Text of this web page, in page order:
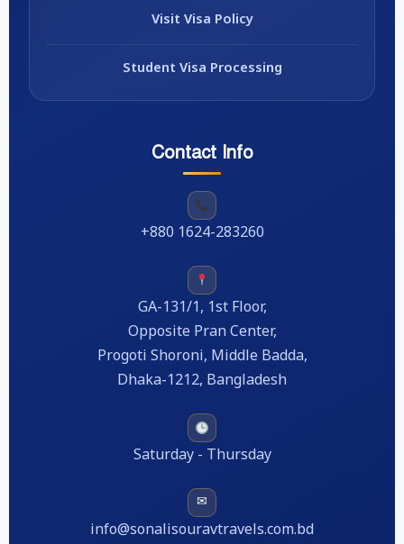
Visit Visa Policy
Student Visa Processing
Contact Info
+880 1624-283260
GA-131/1, 1st Floor,
Opposite Pran Center,
Progoti Shoroni, Middle Badda,
Dhaka-1212, Bangladesh
Saturday - Thursday
✉
info@sonalisouravtravels.com.bd